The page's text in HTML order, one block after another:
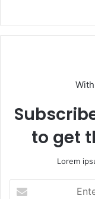
to get
Lorem